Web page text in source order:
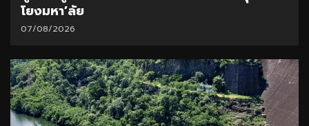
โยงมหา’ลัย
07/08/2026